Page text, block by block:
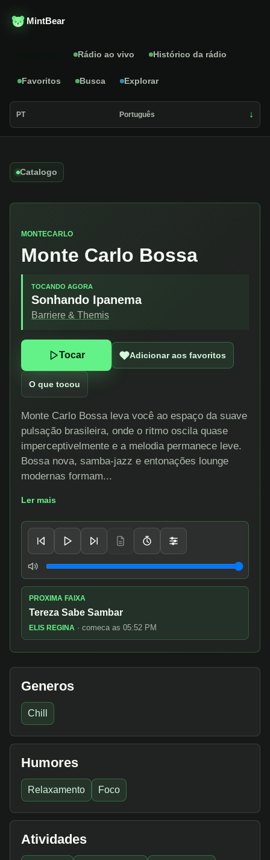
MintBear
Rádio ao vivo Histórico da rádio
Favoritos Busca Explorar
PT Português
Catalogo
MONTECARLO
Monte Carlo Bossa
TOCANDO AGORA
Sonhando Ipanema
Barriere & Themis
Tocar Adicionar aos favoritos
O que tocou
Monte Carlo Bossa leva você ao espaço da suave
pulsação brasileira, onde o ritmo oscila quase
imperceptivelmente e a melodia permanece leve.
Bossa nova, samba-jazz e entonações lounge
modernas formam...
Ler mais
Controles do player
Volume
PROXIMA FAIXA
Tereza Sabe Sambar
ELIS REGINA · comeca as 05:52 PM
Generos
Chill
Humores
Relaxamento Foco
Atividades